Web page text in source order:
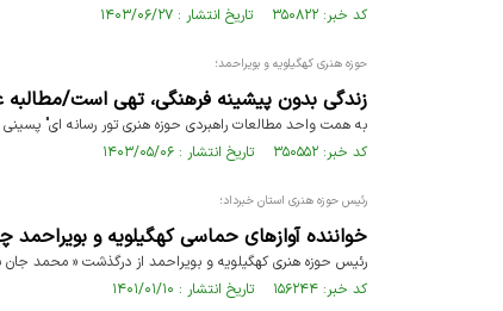
کد خبر: ۳۵۰۸۲۲ تاریخ انتشار : ۱۴۰۳/۰۶/۲۷
حوزه هنری کهگیلویه و بویراحمد؛
زندگی بدون پیشینه فرهنگی، تهی است/مطالبه
به همت واحد مطالعات راهبردی حوزه هنری تور رسانه ای"
کد خبر: ۳۵۰۵۵۲ تاریخ انتشار : ۱۴۰۳/۰۵/۰۶
رئیس حوزه هنری استان خبرداد؛
خواننده آوازهای حماسی کهگیلویه و
رئیس حوزه هنری کهگیلویه و بویراحمد از درگذشت « محمد
کد خبر: ۱۵۶۲۴۴ تاریخ انتشار : ۱۴۰۱/۰۱/۱۰